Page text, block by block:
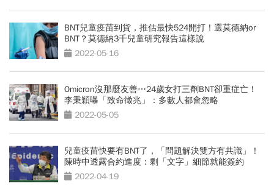
BNT兒童疫苗到貨，推估最快524開打！選莫德納or
BNT？莫德納3千兒童研究報告這樣說
2022-05-16
Omicron沒那麼友善⋯24歲女打三劑BNT卻重症亡！
李秉穎曝「致命徵兆」：多數人都會忽略
2022-05-05
兒童疫苗快要有BNT了，「問題解決雙方有共識」！
陳時中透露合約進度：剩「文字」細節就能簽約
2022-04-19